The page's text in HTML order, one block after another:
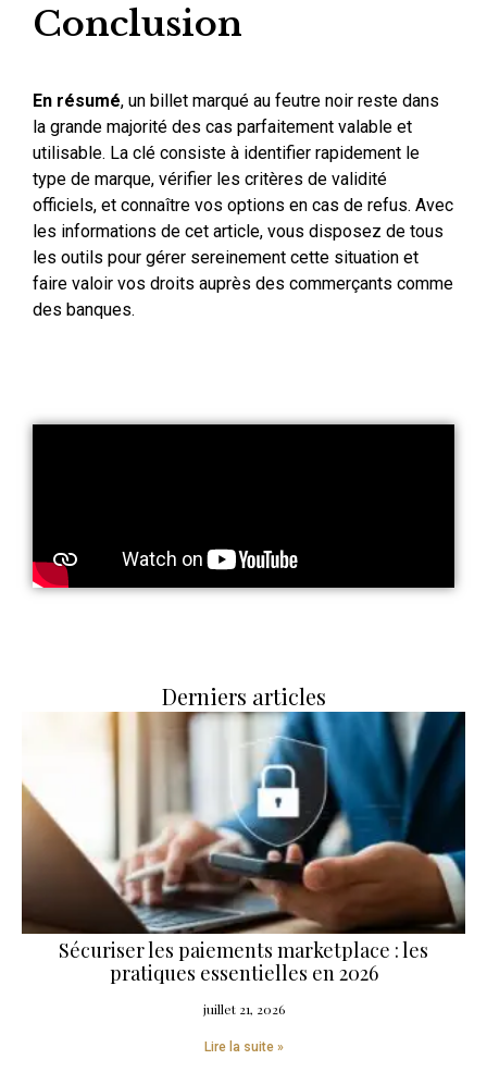
Conclusion
En résumé, un billet marqué au feutre noir reste dans
la grande majorité des cas parfaitement valable et
utilisable. La clé consiste à identifier rapidement le
type de marque, vérifier les critères de validité
officiels, et connaître vos options en cas de refus. Avec
les informations de cet article, vous disposez de tous
les outils pour gérer sereinement cette situation et
faire valoir vos droits auprès des commerçants comme
des banques.
Derniers articles
Sécuriser les paiements marketplace : les
pratiques essentielles en 2026
juillet 21, 2026
Lire la suite »